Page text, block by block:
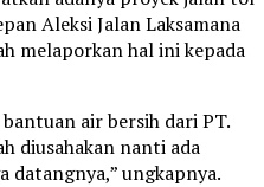
Aleksi Jalan Laksamana
melaporkan hal ini kepada
air bersih dari PT.
diusahakan nanti ada
ungkapnya.